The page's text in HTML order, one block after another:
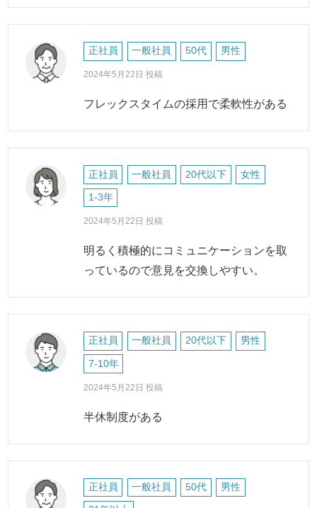
正社員 一般社員 50代 男性
2024年5月22日 投稿
フレックスタイムの採用で柔軟性がある
正社員 一般社員 20代以下 女性
1-3年
2024年5月22日 投稿
明るく積極的にコミュニケーションを取
っているので意見を交換しやすい。
正社員 一般社員 20代以下 男性
7-10年
2024年5月22日 投稿
半休制度がある
正社員 一般社員 50代 男性